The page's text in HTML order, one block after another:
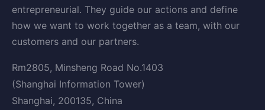
entrepreneurial. They guide our actions and define
how we want to work together as a team, with our
customers and our partners.
Rm2805, Minsheng Road No.1403
(Shanghai Information Tower)
Shanghai, 200135, China